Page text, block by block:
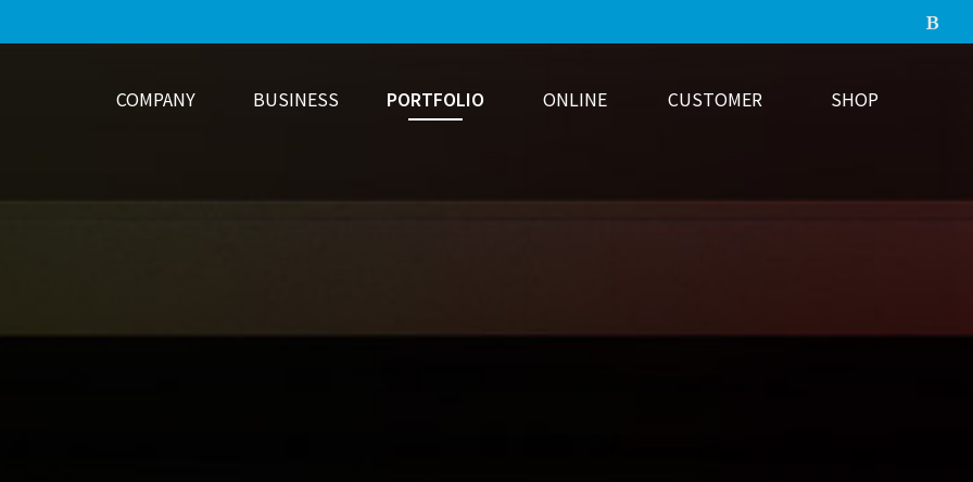
COMPANY BUSINESS PORTFOLIO ONLINE CUSTOMER SHOP